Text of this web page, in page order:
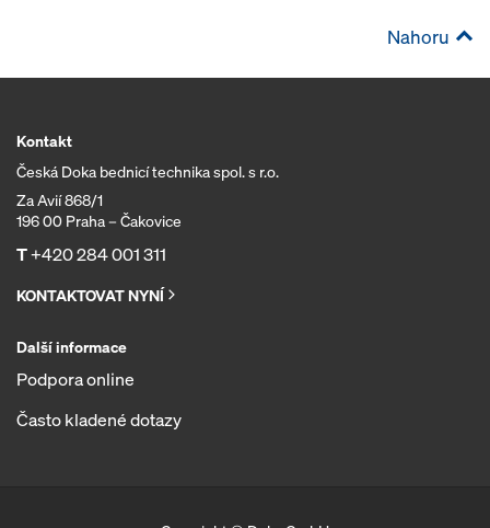
Nahoru
Kontakt
Česká Doka bednicí technika spol. s r.o.
Za Avií 868/1
196 00 Praha – Čakovice
T+420 284 001 311
KONTAKTOVAT NYNÍ
Další informace
Podpora online
Často kladené dotazy